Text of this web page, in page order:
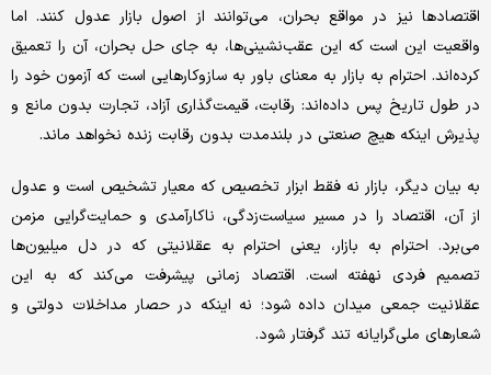
اقتصادها نیز در مواقع بحران، می‌‌‌توانند از اصول بازار عدول کنند. اما
واقعیت این است که این عقب‌‌‌نشینی‌‌‌ها، به جای حل بحران، آن را تعمیق
کرده‌‌‌اند. احترام به بازار به معنای باور به سازوکارهایی است که آزمون خود را
در طول تاریخ پس داده‌‌‌اند: رقابت، قیمت‌گذاری آزاد، تجارت بدون مانع و
پذیرش اینکه هیچ صنعتی در بلندمدت بدون رقابت زنده نخواهد ماند.
به بیان دیگر، بازار نه فقط ابزار تخصیص که معیار تشخیص است و عدول
از آن، اقتصاد را در مسیر سیاست‌‌‌زدگی، ناکارآمدی و حمایت‌‌‌گرایی مزمن
می‌‌‌برد. احترام به بازار، یعنی احترام به عقلانیتی که در دل میلیون‌‌‌ها
تصمیم فردی نهفته است. اقتصاد زمانی پیشرفت می‌کند که به این
عقلانیت جمعی میدان داده شود؛ نه اینکه در حصار مداخلات دولتی و
شعارهای ملی‌‌‌گرایانه تند گرفتار شود.